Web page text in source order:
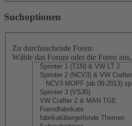
Suchoptionen
Zu durchsuchende Foren:
Wähle das Forum oder die Foren